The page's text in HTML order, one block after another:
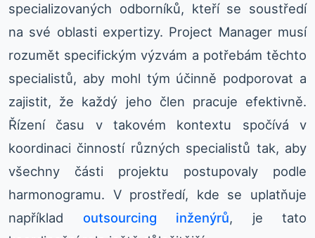
specializovaných odborníků, kteří se soustředí
na své oblasti expertizy. Project Manager musí
rozumět specifickým výzvám a potřebám těchto
specialistů, aby mohl tým účinně podporovat a
zajistit, že každý jeho člen pracuje efektivně.
Řízení času v takovém kontextu spočívá v
koordinaci činností různých specialistů tak, aby
všechny části projektu postupovaly podle
harmonogramu. V prostředí, kde se uplatňuje
například outsourcing inženýrů, je tato